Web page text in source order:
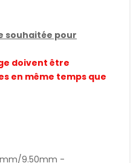
souhaitée pour
doivent être
en même temps que
9.50mm -